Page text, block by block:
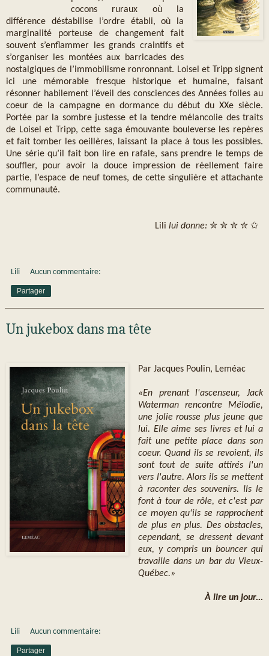
cocons ruraux où la
différence déstabilise l’ordre établi, où la
marginalité porteuse de changement fait
souvent s’enflammer les grands craintifs et
s’organiser les montées aux barricades des
nostalgiques de l’immobilisme ronronnant. Loisel et Tripp signent
ici une mémorable fresque historique et humaine, faisant
résonner habilement l’éveil des consciences des Années folles au
coeur de la campagne en dormance du début du XXe siècle.
Portée par la sombre justesse et la tendre mélancolie des traits
de Loisel et Tripp, cette saga émouvante bouleverse les repères
et fait tomber les oeillères, laissant la place à tous les possibles.
Une série qu’il fait bon lire en rafale, sans prendre le temps de
souffler, pour avoir la douce impression de réellement faire
partie, l’espace de neuf tomes, de cette singulière et attachante
communauté.
Lili lui donne: ✮ ✮ ✮ ✮ ✩
Lili Aucun commentaire:
Partager
Un jukebox dans ma tête
Par Jacques Poulin, Leméac
«En prenant l'ascenseur, Jack
Waterman rencontre Mélodie,
une jolie rousse plus jeune que
lui. Elle aime ses livres et lui a
fait une petite place dans son
coeur. Quand ils se revoient, ils
sont tout de suite attirés l'un
vers l'autre. Alors ils se mettent
à raconter des souvenirs. Ils le
font à tour de rôle, et c'est par
ce moyen qu'ils se rapprochent
de plus en plus. Des obstacles,
cependant, se dressent devant
eux, y compris un bouncer qui
travaille dans un bar du Vieux-
Québec.»
À lire un jour...
Lili Aucun commentaire:
Partager